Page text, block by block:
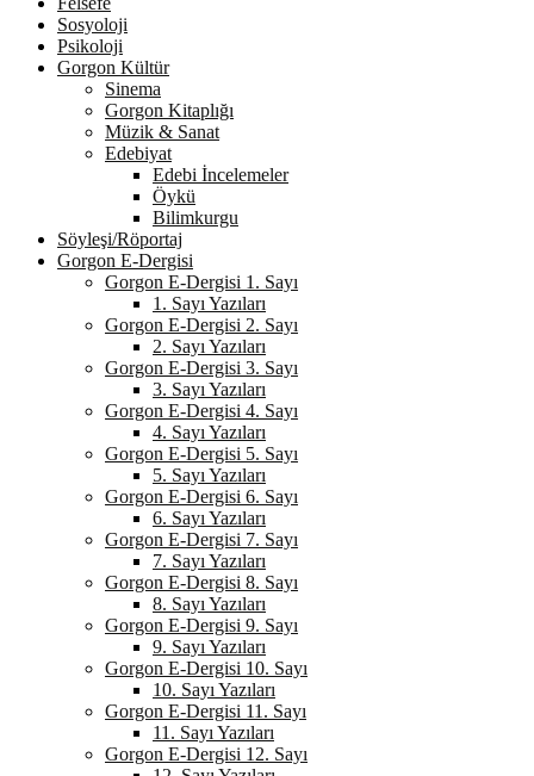
Sosyoloji
Psikoloji
Gorgon Kültür
Sinema
Gorgon Kitaplığı
Müzik & Sanat
Edebiyat
Edebi İncelemeler
Öykü
Bilimkurgu
Söyleşi/Röportaj
Gorgon E-Dergisi
Gorgon E-Dergisi 1. Sayı
1. Sayı Yazıları
Gorgon E-Dergisi 2. Sayı
2. Sayı Yazıları
Gorgon E-Dergisi 3. Sayı
3. Sayı Yazıları
Gorgon E-Dergisi 4. Sayı
4. Sayı Yazıları
Gorgon E-Dergisi 5. Sayı
5. Sayı Yazıları
Gorgon E-Dergisi 6. Sayı
6. Sayı Yazıları
Gorgon E-Dergisi 7. Sayı
7. Sayı Yazıları
Gorgon E-Dergisi 8. Sayı
8. Sayı Yazıları
Gorgon E-Dergisi 9. Sayı
9. Sayı Yazıları
Gorgon E-Dergisi 10. Sayı
10. Sayı Yazıları
Gorgon E-Dergisi 11. Sayı
11. Sayı Yazıları
Gorgon E-Dergisi 12. Sayı